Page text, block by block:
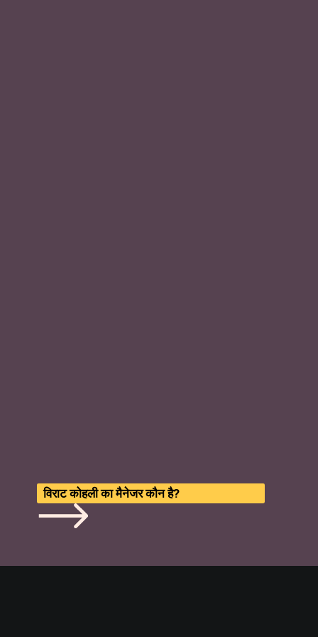
विराट कोहली का मैनेजर कौन है?